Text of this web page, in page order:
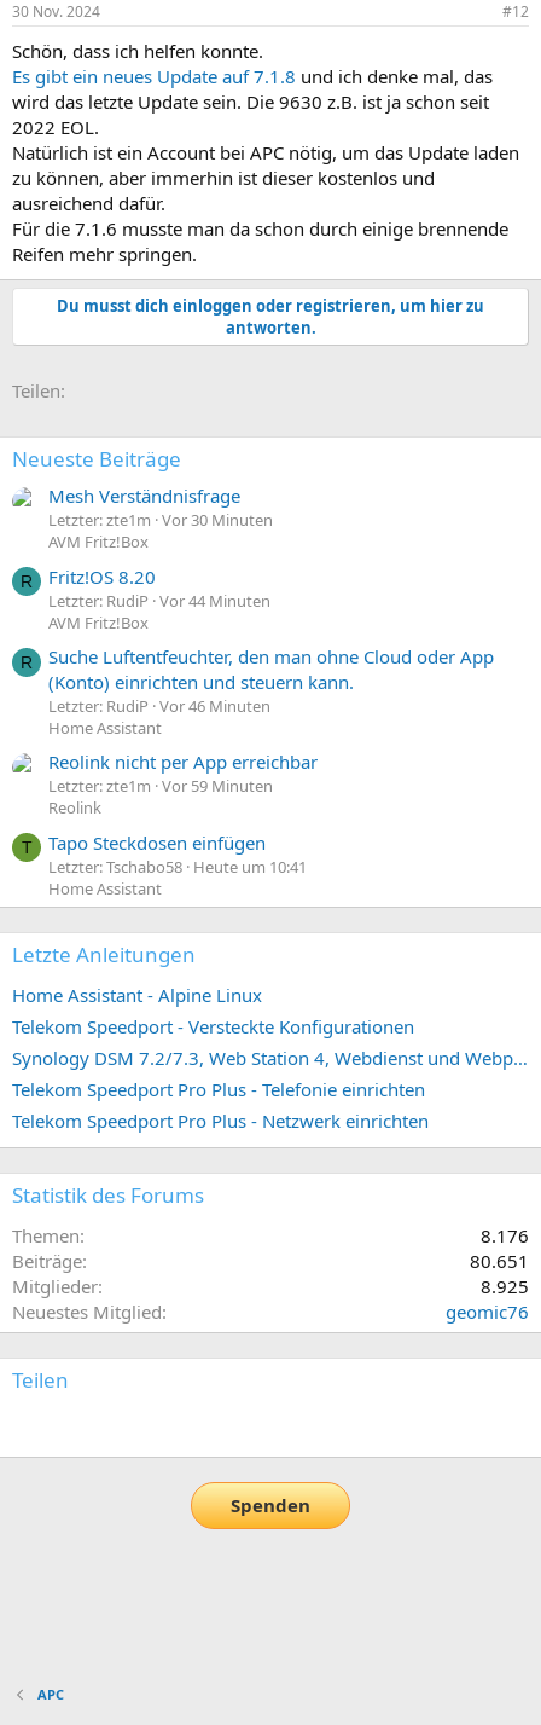
Dabei aber bitte die Reihenfolge beachten:
1: BOOTMON
2: AOS
3: SUMX
Info: Die BOOTMON Datei verschwindet nach dem Neustart. Die
beiden anderen bleiben dagegen sichtbar.
Wichtig:
Ihr aktualisiert hier nur die Firmware der NMC, nicht der USV.
Die hat nochmal eine eigene Firmware.
Während man die Firmware der NMC nur via seriellem Kabel, dem
Updater oder FTP/SCP aktualisieren kann,
kann man die Firmware der USV selber dann problemlos via
Webinterface von der NMC aktualisieren.
Die Aktualisierung der NMC lässt diese zwar mehrmals neustarten,
dabei bleiben die Ausgänge der USV allerdings wie sie sind. Dahinter
Die Aktualisierung der eigentlichen USV allerdings erfordert
Ich weiß, die meisten wissen das zwar, aber mein Post richtet sich an
weniger erfahrene Anwender, daher nur der Vollständigkeit halber.
Meine 50ct.
Schönes Wochenende daher.
30 Nov. 2024 #12
Schön, dass ich helfen konnte.
Es gibt ein neues Update auf 7.1.8 und ich denke mal, das
wird das letzte Update sein. Die 9630 z.B. ist ja schon seit
2022 EOL.
Natürlich ist ein Account bei APC nötig, um das Update laden
zu können, aber immerhin ist dieser kostenlos und
ausreichend dafür.
Für die 7.1.6 musste man da schon durch einige brennende
Reifen mehr springen.
Du musst dich einloggen oder registrieren, um hier zu
antworten.
Teilen:
Neueste Beiträge
Mesh Verständnisfrage
Letzter: zte1m Vor 30 Minuten
AVM Fritz!Box
R Fritz!OS 8.20
Letzter: RudiP Vor 44 Minuten
AVM Fritz!Box
R
Suche Luftentfeuchter, den man ohne Cloud oder App
(Konto) einrichten und steuern kann.
Letzter: RudiP Vor 46 Minuten
Home Assistant
Reolink nicht per App erreichbar
Letzter: zte1m Vor 59 Minuten
Reolink
T Tapo Steckdosen einfügen
Letzter: Tschabo58 Heute um 10:41
Home Assistant
Letzte Anleitungen
Home Assistant - Alpine Linux
Telekom Speedport - Versteckte Konfigurationen
Synology DSM 7.2/7.3, Web Station 4, Webdienst und Webportal erstellen (ehemals vHost)
Telekom Speedport Pro Plus - Telefonie einrichten
Telekom Speedport Pro Plus - Netzwerk einrichten
Statistik des Forums
Themen
8.176
Beiträge
80.651
Mitglieder
8.925
Neuestes Mitglied
geomic76
Teilen
Spenden
APC